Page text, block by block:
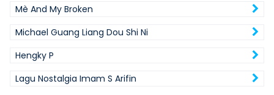
Mè And My Broken
Michael Guang Liang Dou Shi Ni
Hengky P
Lagu Nostalgia Imam S Arifin